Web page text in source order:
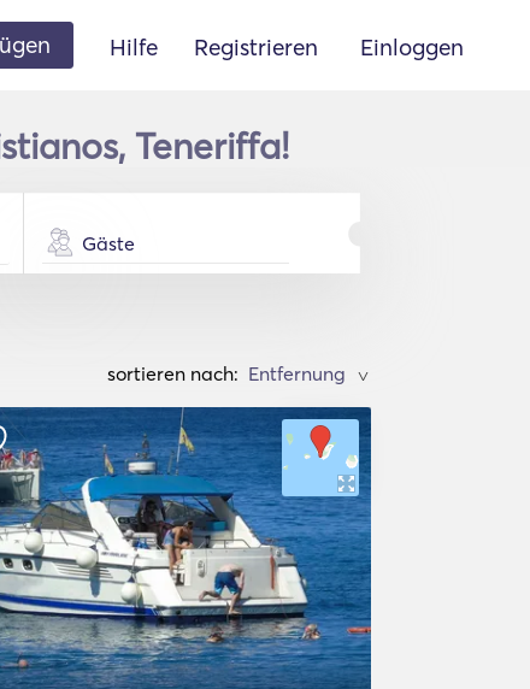
Hilfe Registrieren Einloggen
Teneriffa!
Gäste
sortieren nach: >